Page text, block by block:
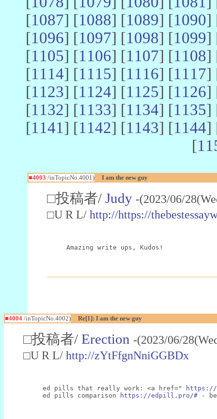
[1087] [1088] [1089] [1090]
[1096] [1097] [1098] [1099]
[1105] [1106] [1107] [1108]
[1114] [1115] [1116] [1117]
[1123] [1124] [1125] [1126]
[1132] [1133] [1134] [1135]
[1141] [1142] [1143] [1144]
[
■4003 /inTopicNo.4001) I am the new guy
□投稿者/ Judy -(2023/06/
□U R L/ http://https://
Amazing write ups, Kudos!
■4004 /inTopicNo.4002) Re[1]: I am the new guy
□投稿者/ Erection -(2023/06/
□U R L/ http://zYtFfgnNniGGBDx
ed pills that really work: <a href="
ed pills comparison
https://edpill.pro/#